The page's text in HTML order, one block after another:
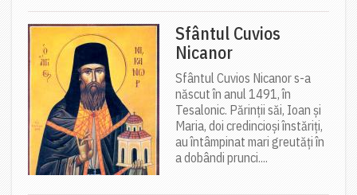
Sfântul Cuvios
Nicanor
Sfântul Cuvios Nicanor s-a
născut în anul 1491, în
Tesalonic. Părinții săi, Ioan și
Maria, doi credincioși înstăriți,
au întâmpinat mari greutăți în
a dobândi prunci....